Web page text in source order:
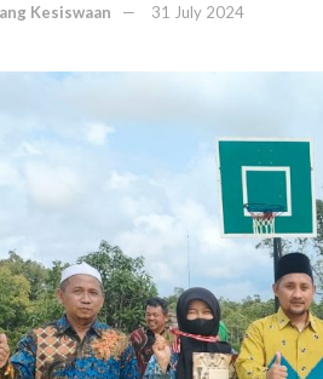
Kesiswaan 31 July 2024